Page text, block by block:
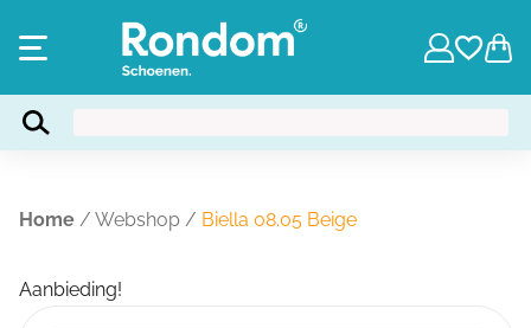
Home / Webshop / Biella 08.05 Beige
Aanbieding!